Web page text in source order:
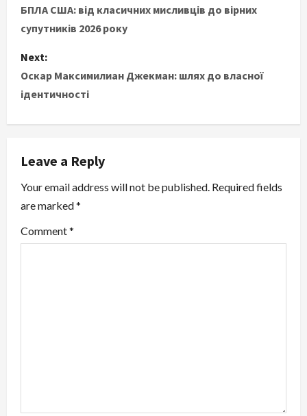
o
s
t
n
a
v
i
g
a
БПЛА США: від класичних мисливців до вірних
супутників 2026 року
Next:
Оскар Максимилиан Джекман: шлях до власної
ідентичності
Leave a Reply
Your email address will not be published. Required fields
are marked*
Comment*